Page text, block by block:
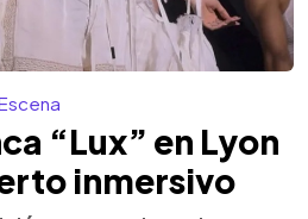
“Lux” en Lyon
inmersivo